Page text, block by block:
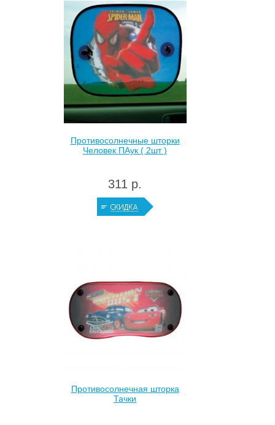
Противосолнечные шторки
Человек ПАук ( 2шт )
311 р.
Противосолнечная шторка
Тачки